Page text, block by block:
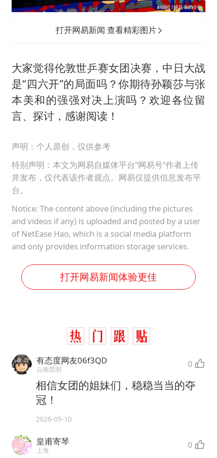
打开网易新闻 查看精彩图片
大家觉得伦敦世乒赛女团决赛，中日大战
是“四六开”的局面吗？你期待孙颖莎与张
本美和的强强对决上演吗？欢迎各位留
言、探讨，感谢阅读！
声明：个人原创，仅供参考
特别声明：本文为网易自媒体平台“网易号”作者上传
并发布，仅代表该作者观点。网易仅提供信息发布平
台。
Notice: The content above (including the pictures
and videos if any) is uploaded and posted by a user
of NetEase Hao, which is a social media platform
and only provides information storage services.
打开网易新闻体验更佳
有态度网友06f3QD
云南昆明 0
相信女团的姐妹们，稳稳当当的夺
冠！
2026-05-10
皇甫寄琴
上海 0